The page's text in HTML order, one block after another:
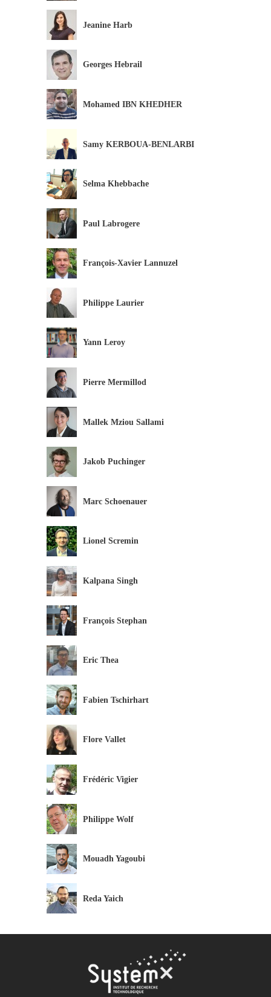
Jeanine Harb
Georges Hebrail
Mohamed IBN KHEDHER
Samy KERBOUA-BENLARBI
Selma Khebbache
Paul Labrogere
François-Xavier Lannuzel
Philippe Laurier
Yann Leroy
Pierre Mermillod
Mallek Mziou Sallami
Jakob Puchinger
Marc Schoenauer
Lionel Scremin
Kalpana Singh
François Stephan
Eric Thea
Fabien Tschirhart
Flore Vallet
Frédéric Vigier
Philippe Wolf
Mouadh Yagoubi
Reda Yaich